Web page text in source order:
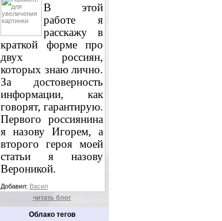
В этой
работе я
расскажу в
краткой форме про
двух россиян,
которых знаю лично.
За достоверность
информации, как
говорят, гарантирую.
Первого россиянина
я назову Игорем, а
второго героя моей
статьи я назову
Вероникой.
Добавил: Васил
читать блог
Облако тегов